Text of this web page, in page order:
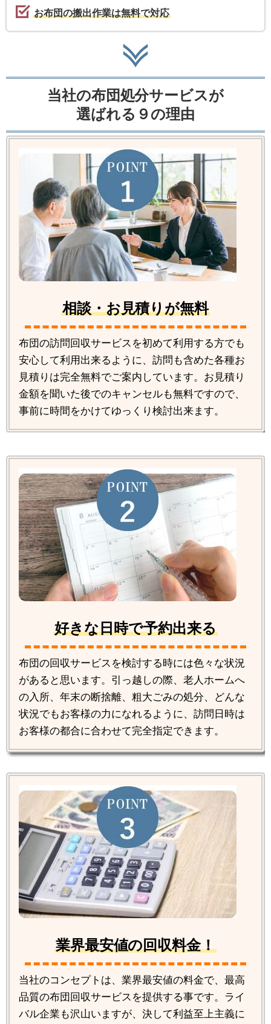
お布団の搬出作業は無料で対応
当社の布団処分サービスが
選ばれる９の理由
相談・お見積りが無料
布団の訪問回収サービスを初めて利用する方でも
安心して利用出来るように、訪問も含めた各種お
見積りは完全無料でご案内しています。お見積り
金額を聞いた後でのキャンセルも無料ですので、
事前に時間をかけてゆっくり検討出来ます。
好きな日時で予約出来る
布団の回収サービスを検討する時には色々な状況
があると思います。引っ越しの際、老人ホームへ
の入所、年末の断捨離、粗大ごみの処分、どんな
状況でもお客様の力になれるように、訪問日時は
お客様の都合に合わせて完全指定できます。
業界最安値の回収料金！
当社のコンセプトは、業界最安値の料金で、最高
品質の布団回収サービスを提供する事です。ライ
バル企業も沢山いますが、決して利益至上主義に